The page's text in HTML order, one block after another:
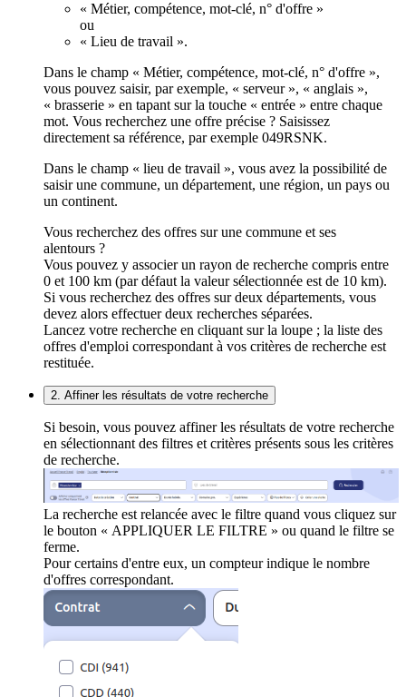
« Métier, compétence, mot-clé, n° d'offre »
ou
« Lieu de travail ».
Dans le champ « Métier, compétence, mot-clé, n° d'offre »,
vous pouvez saisir, par exemple, « serveur », « anglais »,
« brasserie » en tapant sur la touche « entrée » entre chaque
mot. Vous recherchez une offre précise ? Saisissez
directement sa référence, par exemple 049RSNK.
Dans le champ « lieu de travail », vous avez la possibilité de
saisir une commune, un département, une région, un pays ou
un continent.
Vous recherchez des offres sur une commune et ses
alentours ?
Vous pouvez y associer un rayon de recherche compris entre
0 et 100 km (par défaut la valeur sélectionnée est de 10 km).
Si vous recherchez des offres sur deux départements, vous
devez alors effectuer deux recherches séparées.
Lancez votre recherche en cliquant sur la loupe ; la liste des
offres d'emploi correspondant à vos critères de recherche est
restituée.
2. Affiner les résultats de votre recherche
Si besoin, vous pouvez affiner les résultats de votre recherche
en sélectionnant des filtres et critères présents sous les critères
de recherche.
La recherche est relancée avec le filtre quand vous cliquez sur
le bouton « APPLIQUER LE FILTRE » ou quand le filtre se
ferme.
Pour certains d'entre eux, un compteur indique le nombre
d'offres correspondant.